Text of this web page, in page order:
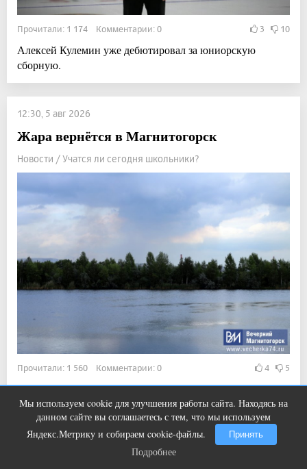
Прочитали: 1 174 Комментарии: 0 3 10
Алексей Кулемин уже дебютировал за юниорскую
сборную.
12:30, 5 авг 2026
Жара вернётся в Магнитогорск
Новости / Учатся ли сегодня школьники?
Прочитали: 1 560 Комментарии: 0 4 5
Синоптики рассказали, когда это произойдет.
Показать ещё
Мы используем cookie для улучшения работы сайта. Находясь на
данном сайте вы соглашаетесь с тем, что мы используем
Яндекс.Метрику и собираем cookie-файлы.
Принять
Подробнее
Этот трюк уничтожает грибок за 5
дней!
Подробнее